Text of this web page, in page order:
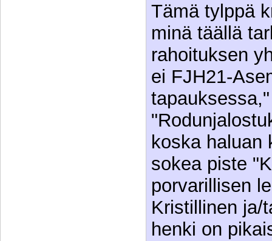
Tämä tylppä
minä täällä
rahoituksen
ei FJH21-
koska haluan
sokea piste
porvarillisen
Kristillinen ja/
henki on